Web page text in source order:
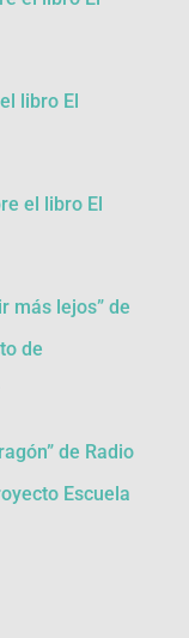
libro El
el libro El
más lejos” de
de
de Radio
Escuela